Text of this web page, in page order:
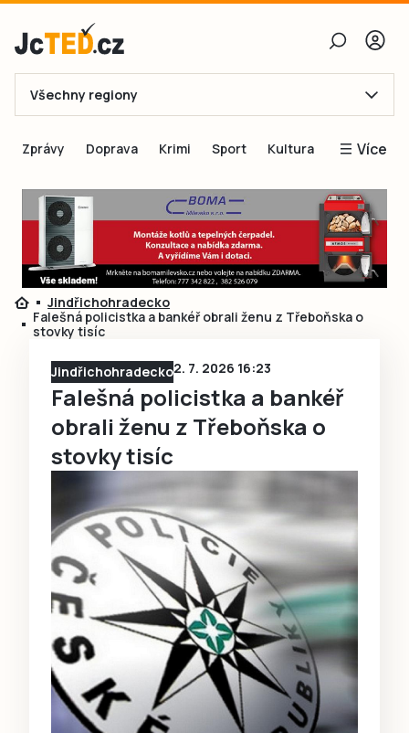
E-mail
Obnovit heslo
Přihlásit se
Přihlásit se přes Facebook
Všechny regiony
Zprávy Doprava Krimi Sport Kultura Více
Blogy
Inspirace
Čtenáři píší
Speciální přílohy
Jindřichohradecko
Falešná policistka a bankéř obrali ženu z Třeboňska o
stovky tisíc
Jindřichohradecko2. 7. 2026 16:23
Falešná policistka a bankéř
obrali ženu z Třeboňska o
stovky tisíc